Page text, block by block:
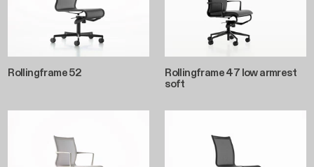
Rollingframe 52
Rollingframe 47 low armrest
soft